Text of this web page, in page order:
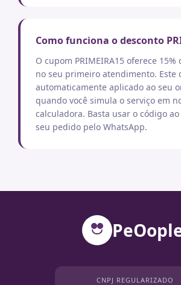
Como funciona o desconto
O cupom PRIMEIRA15 oferece 15%
no seu primeiro atendimento. Este
automaticamente aplicado ao seu
quando você simula o serviço em
calculadora. Basta usar o código
seu pedido pelo WhatsApp.
CNPJ REGULARIZADO